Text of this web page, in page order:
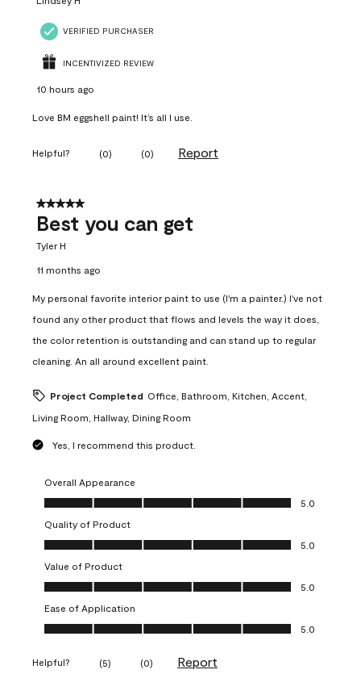
VERIFIED PURCHASER
INCENTIVIZED REVIEW
10 hours ago
Love BM eggshell paint! It’s all I use.
Helpful? (0) (0) Report
5 out of 5 stars.
Best you can get
Tyler H
11 months ago
My personal favorite interior paint to use (I'm a painter.) I've not
found any other product that flows and levels the way it does,
the color retention is outstanding and can stand up to regular
cleaning. An all around excellent paint.
Project Completed Office, Bathroom, Kitchen, Accent,
Living Room, Hallway, Dining Room
Yes, I recommend this product.
Overall Appearance
Overall Appearance, 5.0 out of 5
5.0
Quality of Product
Quality of Product, 5.0 out of 5
5.0
Value of Product
Value of Product, 5.0 out of 5
5.0
Ease of Application
Ease of Application, 5.0 out of 5
5.0
Helpful? (5) (0) Report